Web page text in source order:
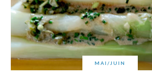
MAI/JUIN